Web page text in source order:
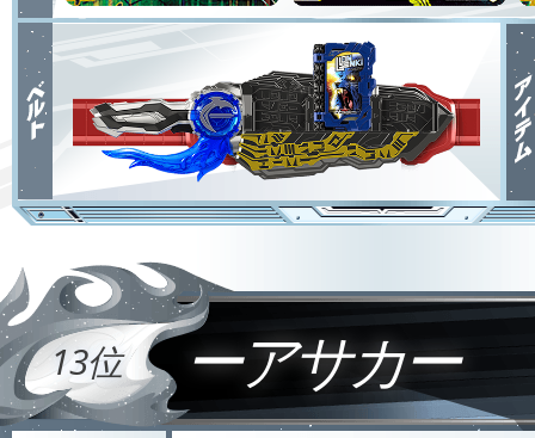
13位 ーアサカー